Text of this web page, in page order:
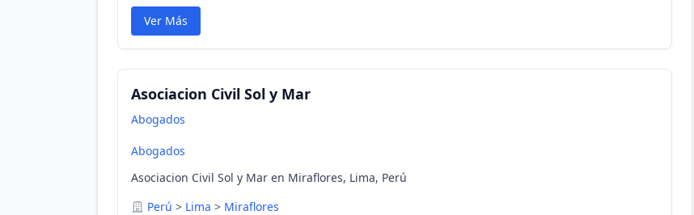
Ver Más
Asociacion Civil Sol y Mar
Abogados
Abogados
Asociacion Civil Sol y Mar en Miraflores, Lima, Perú
Perú > Lima > Miraflores